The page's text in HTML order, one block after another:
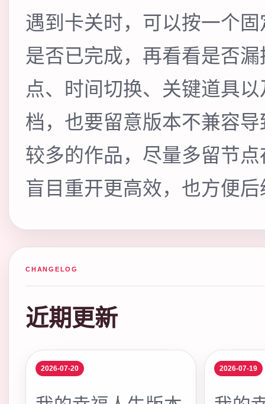
遇到卡关时，可以按一个
是否已完成，再看看是否
点、时间切换、关键道具
档，也要留意版本不兼容
较多的作品，尽量多留节
盲目重开更高效，也方便
CHANGELOG
近期更新
2026-07-20 2026-07-19